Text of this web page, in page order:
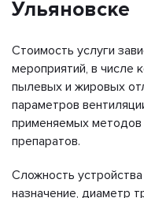
Ульяновске
Стоимость услуги
мероприятий, в числе
пылевых и жировых
параметров
применяемых методов
препаратов.
Сложность
назначение, диаметр